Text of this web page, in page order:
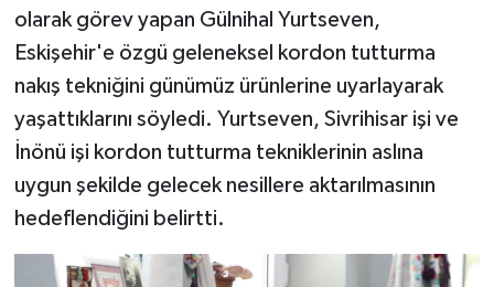
olarak görev yapan Gülnihal Yurtseven,
Eskişehir'e özgü geleneksel kordon tutturma
nakış tekniğini günümüz ürünlerine uyarlayarak
yaşattıklarını söyledi. Yurtseven, Sivrihisar işi ve
İnönü işi kordon tutturma tekniklerinin aslına
uygun şekilde gelecek nesillere aktarılmasının
hedeflendiğini belirtti.